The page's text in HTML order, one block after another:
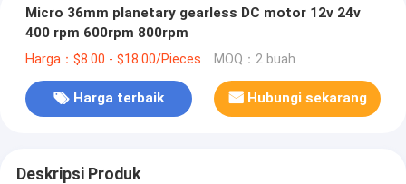
Micro 36mm planetary gearless DC motor 12v 24v
400 rpm 600rpm 800rpm
Harga：$8.00 - $18.00/Pieces MOQ：2 buah
Harga terbaik Hubungi sekarang
Deskripsi Produk